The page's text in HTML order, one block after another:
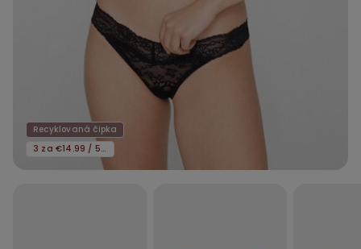
Recyklovaná čipka
3 za €14.99 / 5 za €21.99